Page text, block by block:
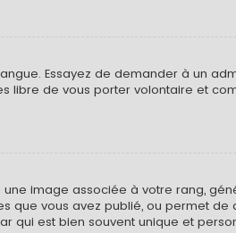
Essayez de demander à un
libre de vous porter volontaire et
une image associée à votre rang,
que vous avez publié, ou permet de
qui est bien souvent unique et